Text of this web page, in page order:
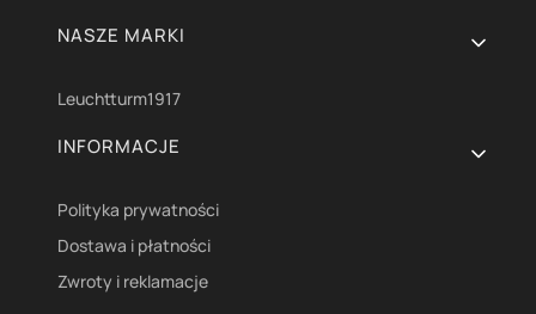
NASZE MARKI
Leuchtturm1917
INFORMACJE
Polityka prywatności
Dostawa i płatności
Zwroty i reklamacje